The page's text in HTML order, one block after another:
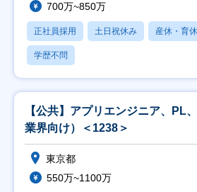
700万~850万
正社員採用 土日祝休み 産休・育
学歴不問
【公共】アプリエンジニア、PL
業界向け）＜1238＞
東京都
550万~1100万